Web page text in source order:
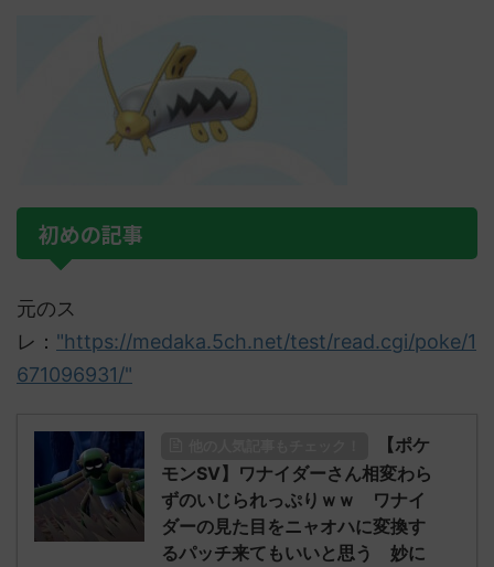
初めの記事
元のス
レ： "https://medaka.5ch.net/test/read.cgi/poke/1
671096931/"
【ポケ
モンSV】ワナイダーさん相変わら
ずのいじられっぷりｗｗ ワナイ
ダーの見た目をニャオハに変換す
るパッチ来てもいいと思う 妙に